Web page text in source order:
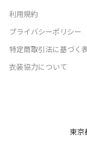
東
利用規約
プライバシーポリシー
特定商取引法に基づく
衣装協力について